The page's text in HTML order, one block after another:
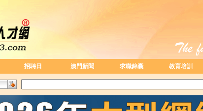
招聘日 澳門新聞 求職錦囊 教育培訓